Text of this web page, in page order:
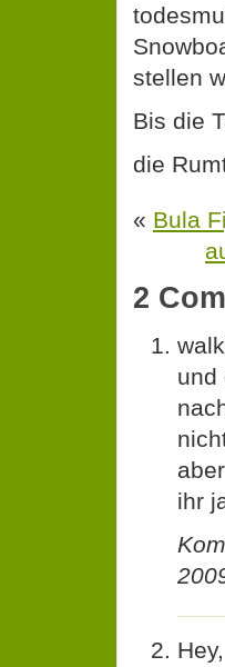
stellen
Bis die
die
« Bula
2
und
ihr
Hey,